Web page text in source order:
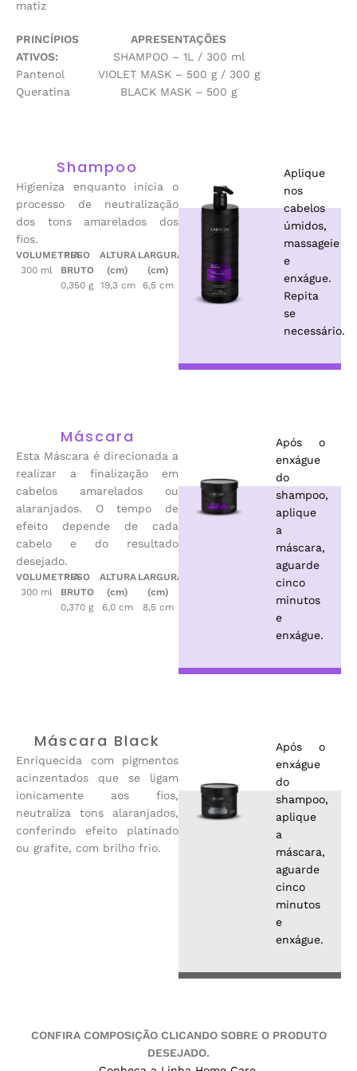
matiz
PRINCÍPIOS
ATIVOS:
Pantenol
Queratina
APRESENTAÇÕES
SHAMPOO – 1L / 300 ml
VIOLET MASK – 500 g / 300 g
BLACK MASK – 500 g
Shampoo
Higieniza enquanto inicia o
processo de neutralização
dos tons amarelados dos
fios.
VOLUMETRIA
300 ml
PESO
BRUTO
0,350 g
ALTURA
(cm)
19,3 cm
LARGURA
(cm)
6,5 cm
Aplique
nos
cabelos
úmidos,
massageie
e
enxágue.
Repita
se
necessário.
Máscara
Esta Máscara é direcionada a
realizar a finalização em
cabelos amarelados ou
alaranjados. O tempo de
efeito depende de cada
cabelo e do resultado
desejado.
VOLUMETRIA
300 ml
PESO
BRUTO
0,370 g
ALTURA
(cm)
6,0 cm
LARGURA
(cm)
8,5 cm
Após o
enxágue
do
shampoo,
aplique
a
máscara,
aguarde
cinco
minutos
e
enxágue.
Máscara Black
Enriquecida com pigmentos
acinzentados que se ligam
ionicamente aos fios,
neutraliza tons alaranjados,
conferindo efeito platinado
ou grafite, com brilho frio.
Após o
enxágue
do
shampoo,
aplique
a
máscara,
aguarde
cinco
minutos
e
enxágue.
CONFIRA COMPOSIÇÃO CLICANDO SOBRE O PRODUTO
DESEJADO.